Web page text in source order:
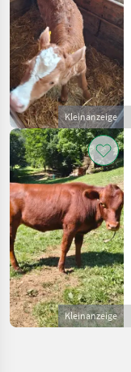
Kleinanzeige
Kleinanzeige